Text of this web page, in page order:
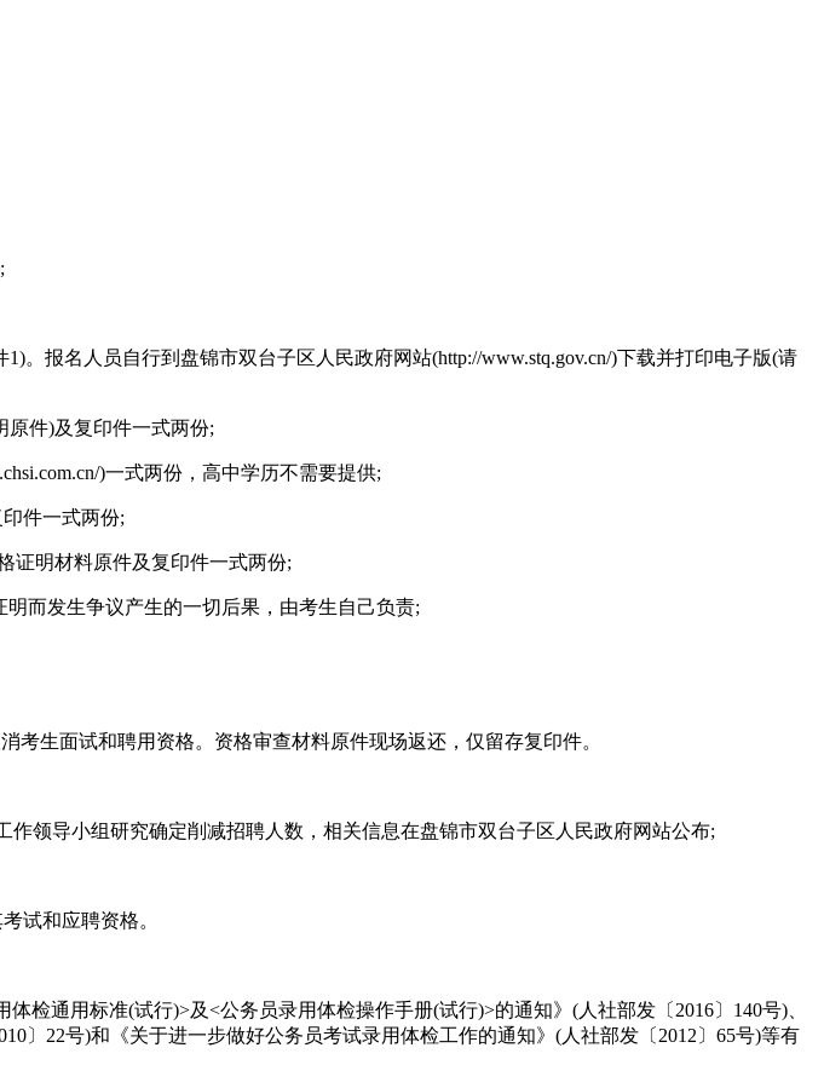
报名人员自行到盘锦市双台子区人民政府网站(http://www.stq.gov.cn/)下载并打印电子版(请
件)及复印件一式两份;
)一式两份，高中学历不需要提供;
件一式两份;
明材料原件及复印件一式两份;
而发生争议产生的一切后果，由考生自己负责;
生面试和聘用资格。资格审查材料原件现场返还，仅留存复印件。
领导小组研究确定削减招聘人数，相关信息在盘锦市双台子区人民政府网站公布;
试和应聘资格。
通用标准(试行)>及<公务员录用体检操作手册(试行)>的通知》(人社部发〔2016〕140号)、
〕22号)和《关于进一步做好公务员考试录用体检工作的通知》(人社部发〔2012〕65号)等有